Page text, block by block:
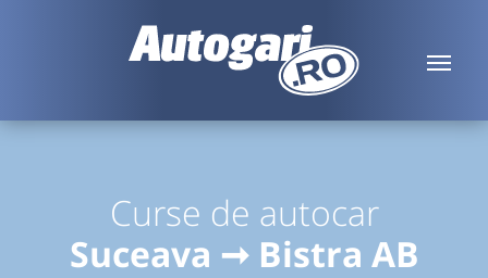
Curse de autocar
Suceava ➞ Bistra AB